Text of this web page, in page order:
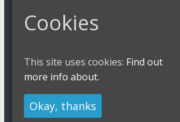
Julian
Karl Platt Kathrin Stirnemann Luca
Manuel FumicMarathon Markus
Martin
Moritz Milatz
MTB Nadine Rieder
Simon Stiebjahn UCI
Cookies
This site uses cookies: Find out
more info about.
Okay, thanks